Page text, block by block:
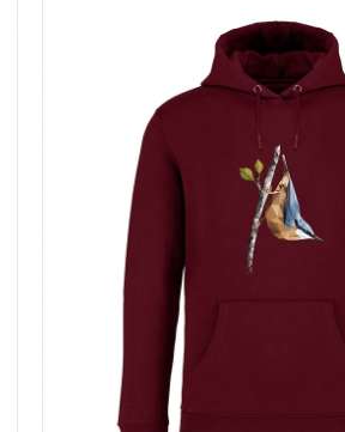
variantes.
Las
opciones
se
pueden
elegir
página
producto